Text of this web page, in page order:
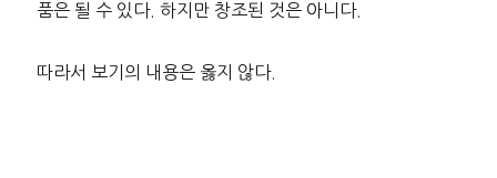
품은 될 수 있다. 하지만 창조된 것은 아니다.
따라서 보기의 내용은 옳지 않다.